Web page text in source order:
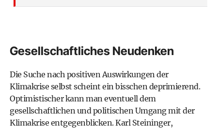
Gesellschaftliches Neudenken
Die Suche nach positiven Auswirkungen der
Klimakrise selbst scheint ein bisschen deprimierend.
Optimistischer kann man eventuell dem
gesellschaftlichen und politischen Umgang mit der
Klimakrise entgegenblicken. Karl Steininger,